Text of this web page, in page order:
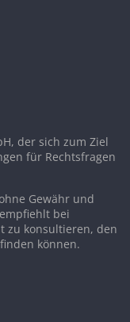
der sich zum Ziel
für Rechtsfragen
Gewähr und
bei
zu konsultieren, den
finden können.